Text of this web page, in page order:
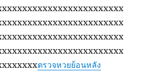
ตรวจหวยย้อนหลัง